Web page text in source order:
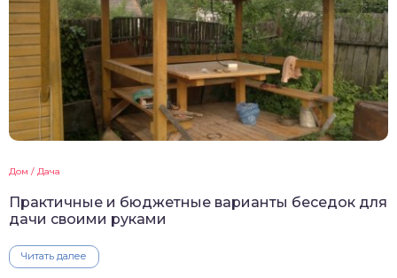
Дом / Дача
Практичные и бюджетные варианты беседок для
дачи своими руками
Читать далее